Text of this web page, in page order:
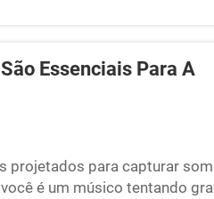
Essenciais Para A
projetados para capturar
é um músico tentando